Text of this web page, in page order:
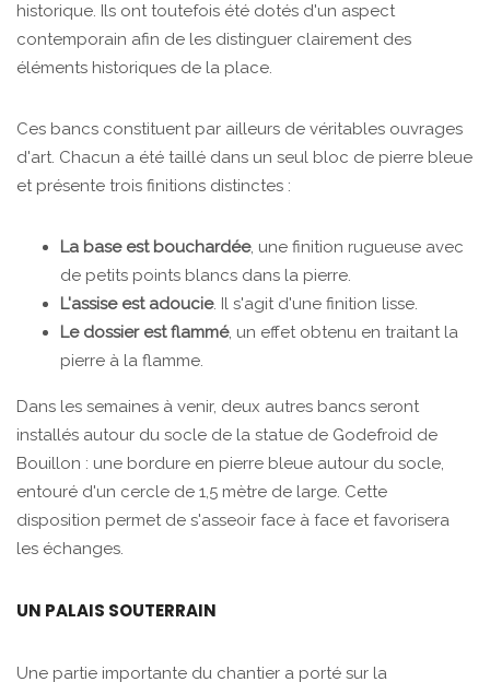
historique. Ils ont toutefois été dotés d'un aspect
contemporain afin de les distinguer clairement des
éléments historiques de la place.
Ces bancs constituent par ailleurs de véritables ouvrages
d'art. Chacun a été taillé dans un seul bloc de pierre bleue
et présente trois finitions distinctes :
La base est bouchardée, une finition rugueuse avec
de petits points blancs dans la pierre.
L'assise est adoucie. Il s'agit d'une finition lisse.
Le dossier est flammé, un effet obtenu en traitant la
pierre à la flamme.
Dans les semaines à venir, deux autres bancs seront
installés autour du socle de la statue de Godefroid de
Bouillon : une bordure en pierre bleue autour du socle,
entouré d'un cercle de 1,5 mètre de large. Cette
disposition permet de s'asseoir face à face et favorisera
les échanges.
UN PALAIS SOUTERRAIN
Une partie importante du chantier a porté sur la